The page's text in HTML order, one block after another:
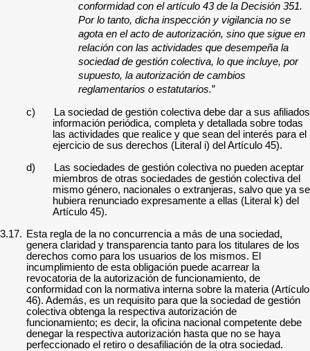
conformidad con el artículo 43 de la Decisión 351.
Por lo tanto, dicha inspección y vigilancia no se
agota en el acto de autorización, sino que sigue en
relación con las actividades que desempeña la
sociedad de gestión colectiva, lo que incluye, por
supuesto, la autorización de cambios
reglamentarios o estatutarios.”
c)
La sociedad de gestión colectiva debe dar a sus afiliados
información periódica, completa y detallada sobre todas
las actividades que realice y que sean del interés para el
ejercicio de sus derechos (Literal i) del Artículo 45).
d)
Las sociedades de gestión colectiva no pueden aceptar
miembros de otras sociedades de gestión colectiva del
mismo género, nacionales o extranjeras, salvo que ya se
hubiera renunciado expresamente a ellas (Literal k) del
Artículo 45).
3.17. Esta regla de la no concurrencia a más de una sociedad,
genera claridad y transparencia tanto para los titulares de los
derechos como para los usuarios de los mismos. El
incumplimiento de esta obligación puede acarrear la
revocatoria de la autorización de funcionamiento, de
conformidad con la normativa interna sobre la materia (Artículo
46). Además, es un requisito para que la sociedad de gestión
colectiva obtenga la respectiva autorización de
funcionamiento; es decir, la oficina nacional competente debe
denegar la respectiva autorización hasta que no se haya
perfeccionado el retiro o desafiliación de la otra sociedad.